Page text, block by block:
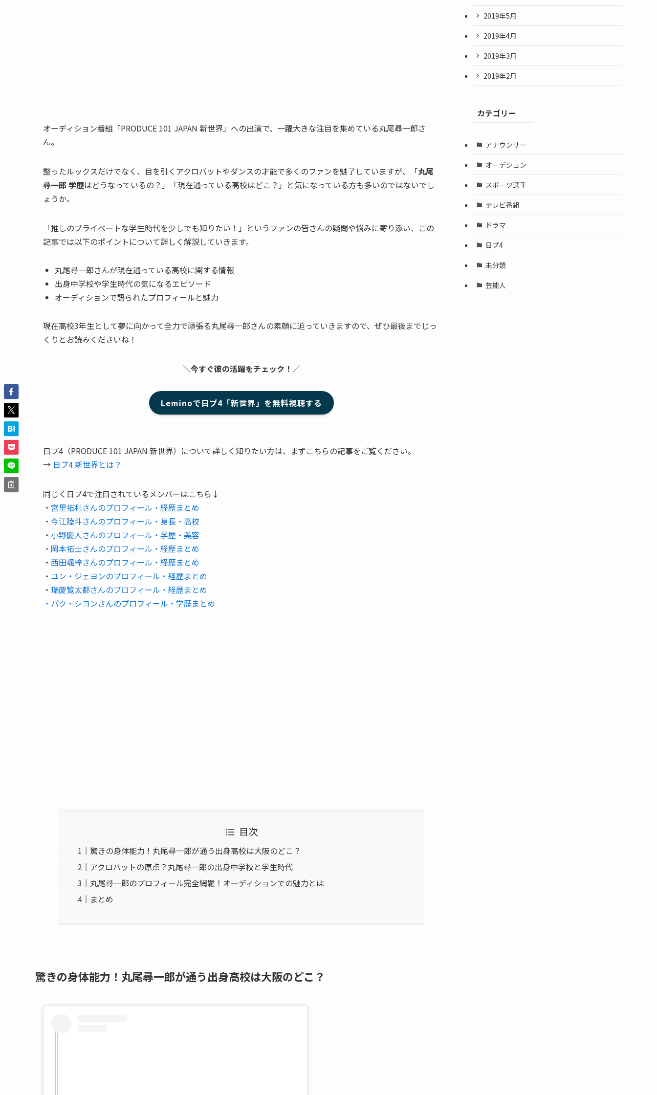
オーディション番組「PRODUCE 101 JAPAN 新世界」への出演で、一躍大きな注目を集めている丸尾尋一郎さ
ん。
整ったルックスだけでなく、目を引くアクロバットやダンスの才能で多くのファンを魅了していますが、「丸尾
尋一郎 学歴はどうなっているの？」「現在通っている高校はどこ？」と気になっている方も多いのではないでし
ょうか。
「推しのプライベートな学生時代を少しでも知りたい！」というファンの皆さんの疑問や悩みに寄り添い、この
記事では以下のポイントについて詳しく解説していきます。
丸尾尋一郎さんが現在通っている高校に関する情報
出身中学校や学生時代の気になるエピソード
オーディションで語られたプロフィールと魅力
現在高校3年生として夢に向かって全力で頑張る丸尾尋一郎さんの素顔に迫っていきますので、ぜひ最後までじっ
くりとお読みくださいね！
＼今すぐ彼の活躍をチェック！／
Leminoで日プ4「新世界」を無料視聴する
日プ4（PRODUCE 101 JAPAN 新世界）について詳しく知りたい方は、まずこちらの記事をご覧ください。
→ 日プ4 新世界とは？
同じく日プ4で注目されているメンバーはこちら↓
・ 宮里拓利さんのプロフィール・経歴まとめ
・ 今江陸斗さんのプロフィール・身長・高校
・ 小野慶人さんのプロフィール・学歴・美容
・ 岡本拓士さんのプロフィール・経歴まとめ
・ 西田颯梓さんのプロフィール・経歴まとめ
・ ユン・ジェヨンのプロフィール・経歴まとめ
・ 瑞慶覧太都さんのプロフィール・経歴まとめ
・パク・シヨンさんのプロフィール・学歴まとめ
目次
驚きの身体能力！丸尾尋一郎が通う出身高校は大阪のどこ？
アクロバットの原点？丸尾尋一郎の出身中学校と学生時代
丸尾尋一郎のプロフィール完全網羅！オーディションでの魅力とは
まとめ
驚きの身体能力！丸尾尋一郎が通う出身高校は大阪のどこ？
2019年5月
2019年4月
2019年3月
2019年2月
カテゴリー
アナウンサー
オーデション
スポーツ選手
テレビ番組
ドラマ
日プ4
未分類
芸能人